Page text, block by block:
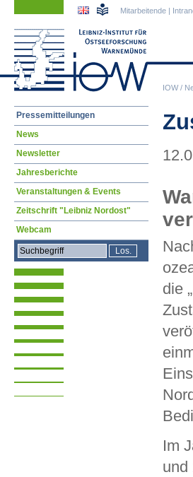
IOW/
Mitarbeitende |
die
Im
und
Navigation
Pressemitteilungen
News
Newsletter
Jahresberichte
Veranstaltungen & Events
Zeitschrift "Leibniz Nordost"
Webcam